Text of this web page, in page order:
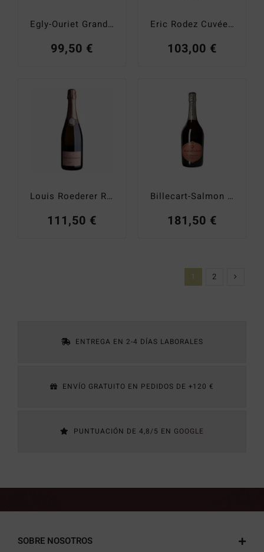
Egly-Ouriet Grand Cru Extra Brut
99,50 €
Eric Rodez Cuvée des Grands Vintages
103,00 €
Louis Roederer Rosé 2017
111,50 €
Billecart-Salmon Cuvée Elisabeth Salmon brut 2012
181,50 €
1 2
ENTREGA EN 2-4 DÍAS LABORALES
ENVÍO GRATUITO EN PEDIDOS DE +120 €
PUNTUACIÓN DE 4,8/5 EN GOOGLE
SOBRE NOSOTROS